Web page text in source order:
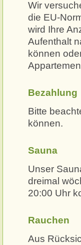
Wir
die EU-
wird Ihre
Aufenthalt
können
Bezahlung
Bitte
können.
Sauna
Unser
dreimal
20:00 Uhr
Rauchen
Aus